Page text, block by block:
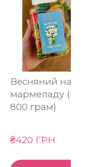
Весняний набір
мармеладу (вага
800 грам)
₴420 ГРН